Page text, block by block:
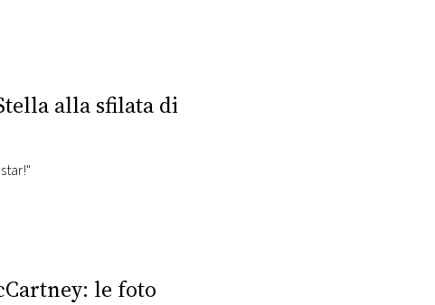
alla sfilata di
le foto